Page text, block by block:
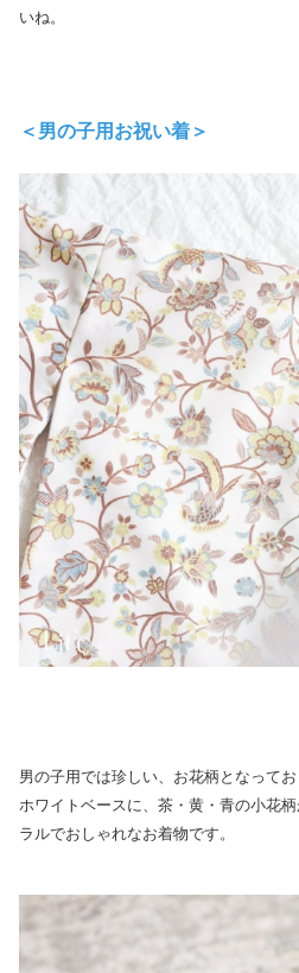
いね。
＜男の子用お祝い着＞
男の子用では珍しい、お花柄となってお
ホワイトベースに、茶・黄・青の小花
ラルでおしゃれなお着物です。